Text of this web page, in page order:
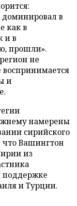
в
как в
и в
прошли».
не
воспринимается
и
намерены
сирийского
что Вашингтон
из
поддержке
и Турции.